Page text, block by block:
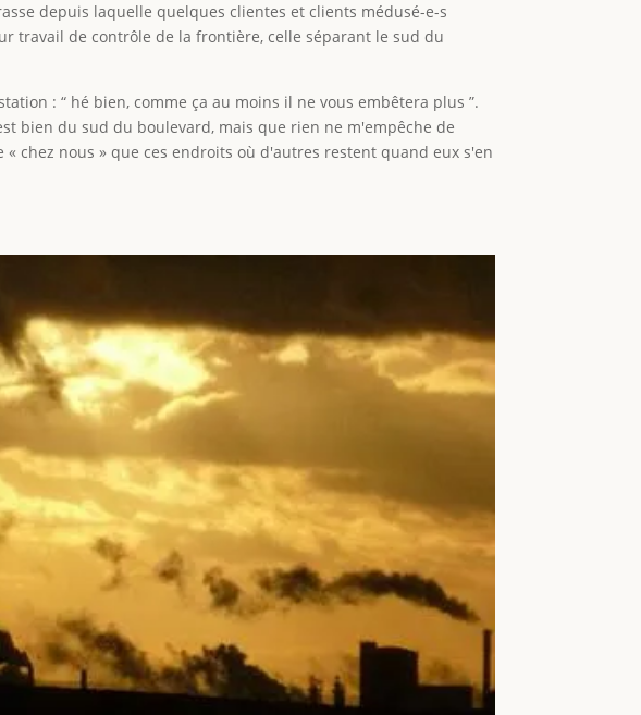
depuis laquelle quelques clientes et clients médusé-e-s
travail de contrôle de la frontière, celle séparant le sud du
: “ hé bien, comme ça au moins il ne vous embêtera plus ”.
bien du sud du boulevard, mais que rien ne m'empêche de
chez nous » que ces endroits où d'autres restent quand eux s'en